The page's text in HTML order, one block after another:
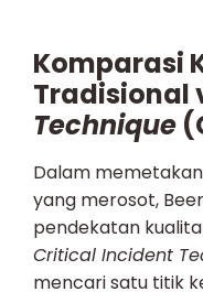
Komparasi
Tradisional
Technique
Dalam
yang merosot,
pendekatan
Critical Incident
mencari satu titik